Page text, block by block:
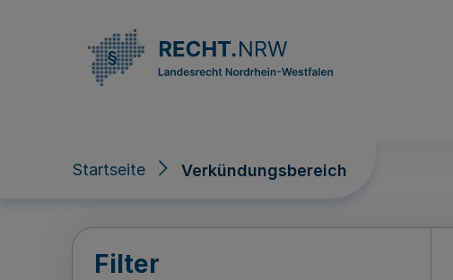
Startseite Verkündungsbereich
Verkündungsbereich
Filter